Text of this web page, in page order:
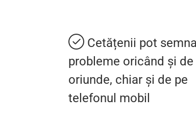
Cetățenii pot
probleme oricând și de
oriunde, chiar și de pe
telefonul mobil